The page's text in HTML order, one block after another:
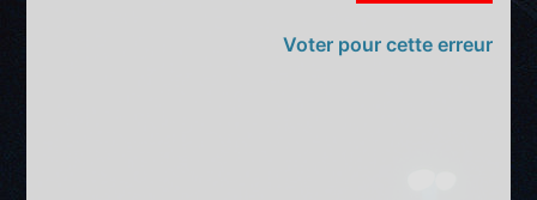
Voter pour cette erreur